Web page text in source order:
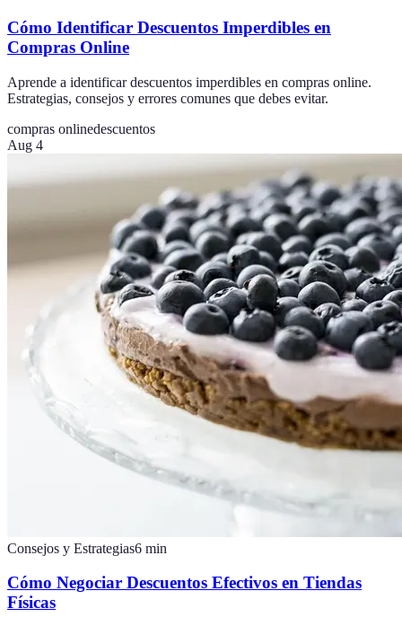
Cómo Identificar Descuentos Imperdibles en
Compras Online
Aprende a identificar descuentos imperdibles en compras online.
Estrategias, consejos y errores comunes que debes evitar.
compras onlinedescuentos
Aug 4
Consejos y Estrategias6 min
Cómo Negociar Descuentos Efectivos en Tiendas
Físicas